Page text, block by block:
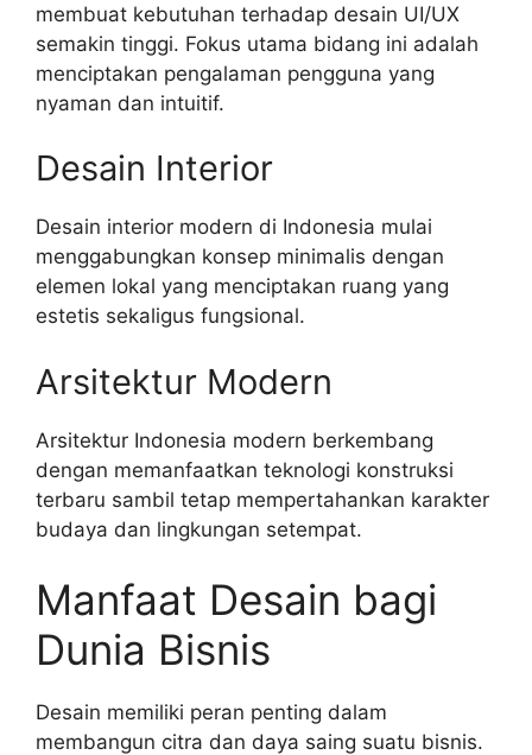
membuat kebutuhan terhadap desain UI/UX
semakin tinggi. Fokus utama bidang ini adalah
menciptakan pengalaman pengguna yang
nyaman dan intuitif.
Desain Interior
Desain interior modern di Indonesia mulai
menggabungkan konsep minimalis dengan
elemen lokal yang menciptakan ruang yang
estetis sekaligus fungsional.
Arsitektur Modern
Arsitektur Indonesia modern berkembang
dengan memanfaatkan teknologi konstruksi
terbaru sambil tetap mempertahankan karakter
budaya dan lingkungan setempat.
Manfaat Desain bagi
Dunia Bisnis
Desain memiliki peran penting dalam
membangun citra dan daya saing suatu bisnis.